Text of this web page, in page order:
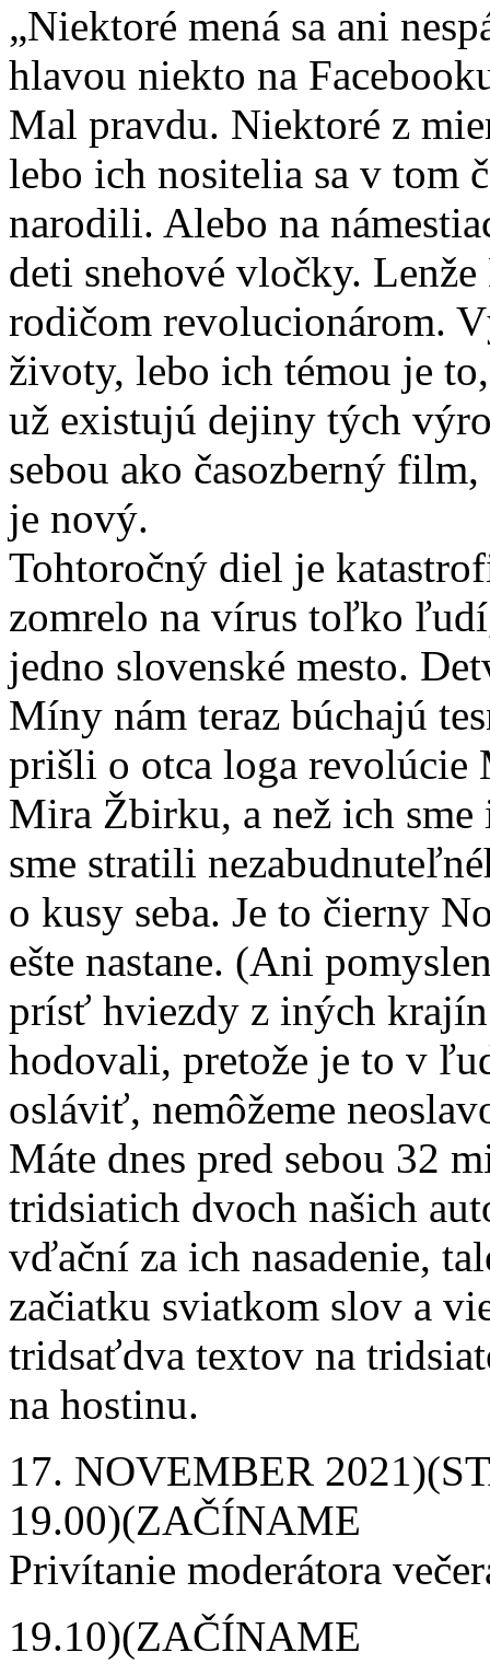
„Niektoré mená sa ani
hlavou niekto na
Mal pravdu. Niektoré z
lebo ich nositelia sa v tom
narodili. Alebo na
deti snehové vločky.
rodičom revolucionárom.
životy, lebo ich témou je
už existujú dejiny tých
sebou ako časozberný
je nový.
Tohtoročný diel je
zomrelo na vírus toľko
jedno slovenské mesto.
Míny nám teraz búchajú
prišli o otca loga revolúcie
Mira Žbirku, a než ich
sme stratili
o kusy seba. Je to čierny
ešte nastane. (Ani
prísť hviezdy z iných
hodovali, pretože je to v
osláviť, nemôžeme
Máte dnes pred sebou 32
tridsiatich dvoch našich
vďační za ich nasadenie,
začiatku sviatkom slov a
tridsaťdva textov na
na hostinu.
17. NOVEMBER
19.00)(ZAČÍNAME
Privítanie moderátora
19.10)(ZAČÍNAME